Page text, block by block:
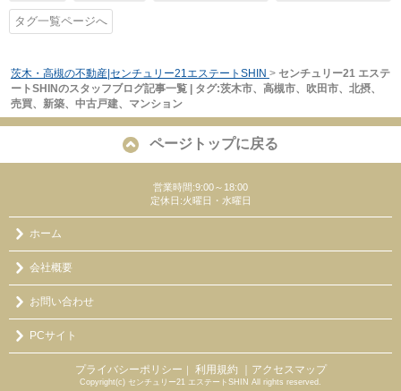
タグ一覧ページへ
茨木・高槻の不動産|センチュリー21エステートSHIN > センチュリー21 エステ
ートSHINのスタッフブログ記事一覧 | タグ:茨木市、高槻市、吹田市、北摂、
売買、新築、中古戸建、マンション
ページトップに戻る
営業時間:9:00～18:00
定休日:火曜日・水曜日
ホーム
会社概要
お問い合わせ
PCサイト
プライバシーポリシー ｜ 利用規約 ｜アクセスマップ
Copyright(c) センチュリー21 エステートSHIN All rights reserved.